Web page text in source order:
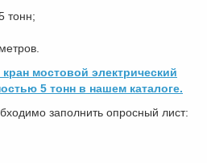
тонн;
мостовой электрический
5 тонн в нашем каталоге.
заполнить опросный лист: